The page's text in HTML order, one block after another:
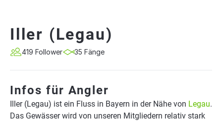
Iller (Legau)
419 Follower 35 Fänge
Infos für Angler
Iller (Legau) ist ein Fluss in Bayern in der Nähe von Legau.
Das Gewässer wird von unseren Mitgliedern relativ stark